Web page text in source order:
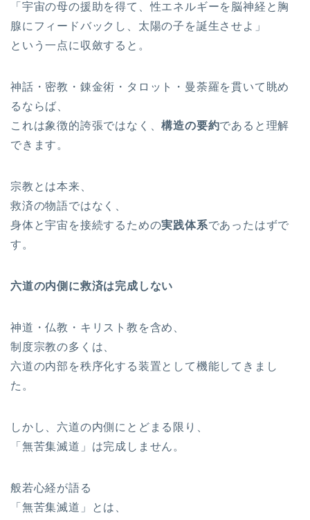
「宇宙の母の援助を得て、性エネルギーを脳神経と胸
腺にフィードバックし、太陽の子を誕生させよ」
という一点に収斂すると。
神話・密教・錬金術・タロット・曼荼羅を貫いて眺め
るならば、
これは象徴的誇張ではなく、構造の要約であると理解
できます。
宗教とは本来、
救済の物語ではなく、
身体と宇宙を接続するための実践体系であったはずで
す。
六道の内側に救済は完成しない
神道・仏教・キリスト教を含め、
制度宗教の多くは、
六道の内部を秩序化する装置として機能してきまし
た。
しかし、六道の内側にとどまる限り、
「無苦集滅道」は完成しません。
般若心経が語る
「無苦集滅道」とは、